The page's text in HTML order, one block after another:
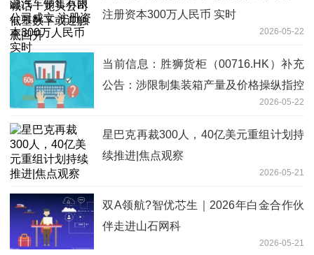
注册资本300万人民币 实时
2026-05-22
当前信息：胜狮货柜（00716.HK）补充
公告：涉限制集装箱产量及价格操纵指控
2026-05-22
星巴克再裁300人，40亿美元重组计划持
续推进|焦点观察
2026-05-21
双A领航?智优芯生｜2026年白金合作伙
伴走进山石网科
2026-05-21